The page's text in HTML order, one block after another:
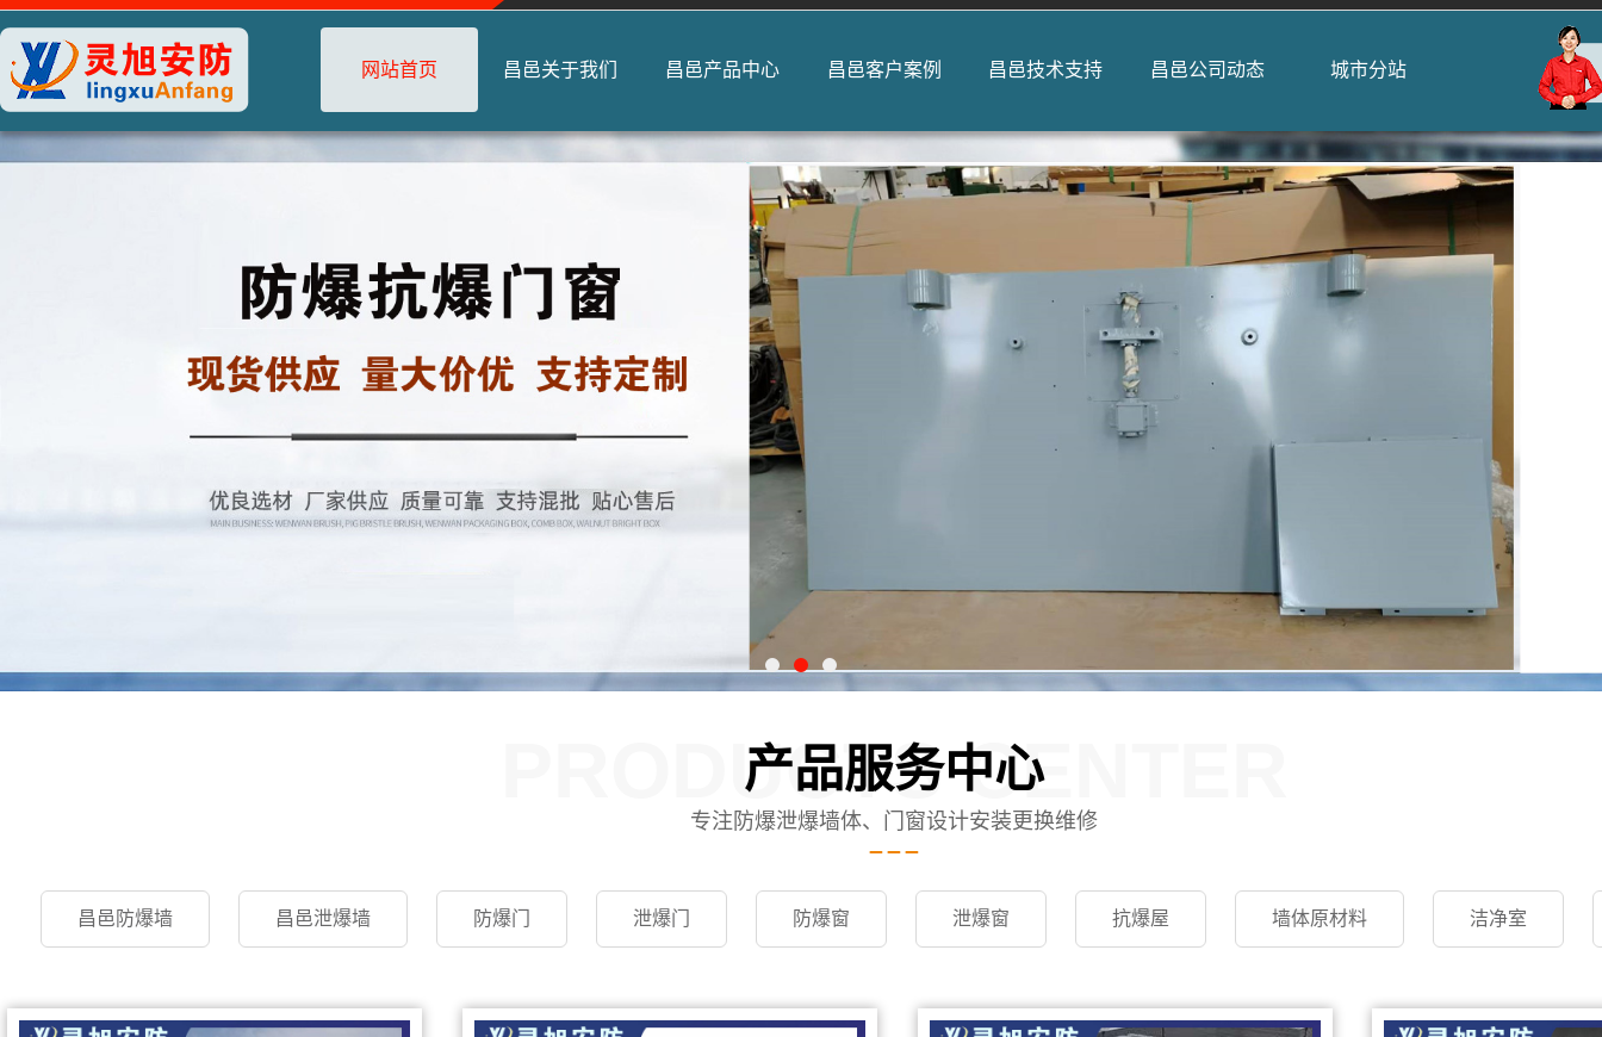
网站首页 昌邑关于我们 昌邑产品中心 昌邑客户案例 昌邑技术支持 昌邑公司动态 城市分站
产品服务中心
PRODUCTS CENTER
专注防爆泄爆墙体、门窗设计安装更换维修
昌邑防爆墙 昌邑泄爆墙 防爆门 泄爆门 防爆窗 泄爆窗 抗爆屋 墙体原材料 洁净室